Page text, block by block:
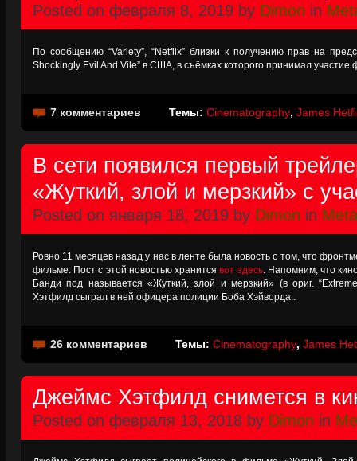
Posted on февраля 8, 2019 by Dimon in
По сообщению “Variety”, “Netflix” близки к получению прав на
Shockingly Evil And Vile” в США, в съёмках которого принимал
7 комментариев Темы: Cinematography, James
В сети появился первый
«Жуткий, злой и мерзкий» с
Posted on января 18, 2019 by Dimon in
Ровно 11 месяцев назад у нас в ленте была новость о том, что
фильме. Пост с этой новостью хранитсявот здесь. Напомним, что
Банди под называется «Жуткий, злой и мерзкий» (в ориг.
Хэтфилд сыграл в ней офицера полиции Боба Хэйворда..
26 комментариев Темы: Cinematography, James
Джеймс Хэтфилд снимется в
Posted on февраля 13, 2018 by Dimon in